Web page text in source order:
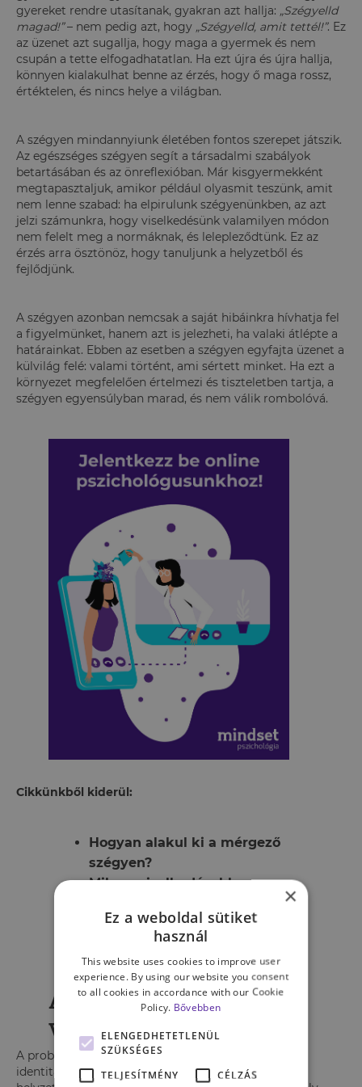
gyereket rendre utasítanak, gyakran azt hallja: „Szégyelld
magad!”– nem pedig azt, hogy „Szégyelld, amit tettél!”. Ez
az üzenet azt sugallja, hogy maga a gyermek és nem
csupán a tette elfogadhatatlan. Ha ezt újra és újra hallja,
könnyen kialakulhat benne az érzés, hogy ő maga rossz,
értéktelen, és nincs helye a világban.
A szégyen mindannyiunk életében fontos szerepet játszik.
Az egészséges szégyen segít a társadalmi szabályok
betartásában és az önreflexióban. Már kisgyermekként
megtapasztaljuk, amikor például olyasmit teszünk, amit
nem lenne szabad: ha elpirulunk szégyenünkben, az azt
jelzi számunkra, hogy viselkedésünk valamilyen módon
nem felelt meg a normáknak, és lelepleződtünk. Ez az
érzés arra ösztönöz, hogy tanuljunk a helyzetből és
fejlődjünk.
A szégyen azonban nemcsak a saját hibáinkra hívhatja fel
a figyelmünket, hanem azt is jelezheti, ha valaki átlépte a
határainkat. Ebben az esetben a szégyen egyfajta üzenet a
külvilág felé: valami történt, ami sértett minket. Ha ezt a
környezet megfelelően értelmezi és tiszteletben tartja, a
szégyen egyensúlyban marad, és nem válik rombolóvá.
Cikkünkből kiderül:
Hogyan alakul ki a mérgező
szégyen?
Milyen viselkedésekben
Hogyan indulhatunk el a
gyógyulás útján?
Amikor mi magunk
válunk a szégyenné
A probléma akkor kezdődik, amikor a szégyen az
identitásunk részévé válik. Ahelyett, hogy egy adott
×
Ez a weboldal sütiket
használ
This website uses cookies to improve user
experience. By using our website you consent
to all cookies in accordance with our Cookie
Policy. Bővebben
ELENGEDHETETLENÜL
SZÜKSÉGES
TELJESÍTMÉNY
CÉLZÁS